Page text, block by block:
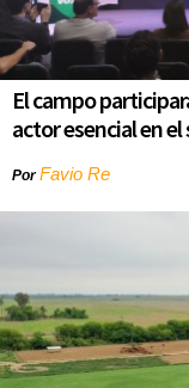
El campo
actor esencial en
PorFavio Re